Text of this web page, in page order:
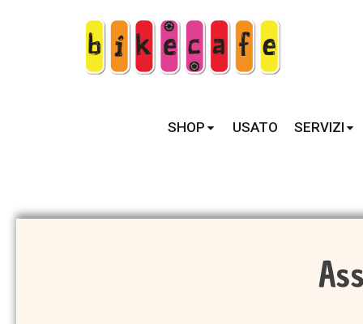
SHOP USATO SERVIZI